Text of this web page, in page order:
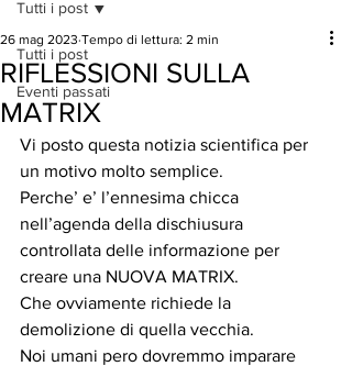
Tutti i post
Eventi passati
Tutti i post
RIFLESSIONI SULLA
MATRIX
26 mag 2023 Tempo di lettura: 2 min
Vi posto questa notizia scientifica per
un motivo molto semplice.
Perche’ e’ l’ennesima chicca
nell’agenda della dischiusura
controllata delle informazione per
creare una NUOVA MATRIX.
Che ovviamente richiede la
demolizione di quella vecchia.
Noi umani pero dovremmo imparare